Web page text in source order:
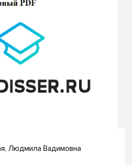
Людмила Вадимовна